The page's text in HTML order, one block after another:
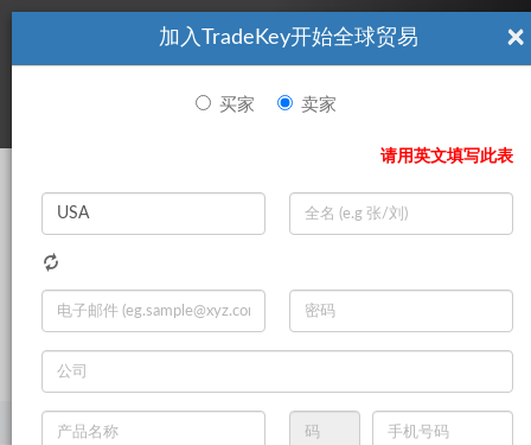
看起來你不是TradeKey.com的會員。 立即註冊，與全球超過7
百萬的進口商和出口商建立聯繫。 立即加入 |
登录
Search
×
加入TradeKey开始全球贸易
买家 卖家
请用英文填写此表
产品 机械部件 其他机械零件